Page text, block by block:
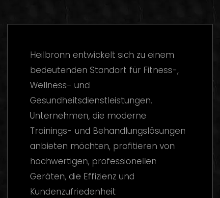
Heilbronn entwickelt sich zu einem
bedeutenden Standort für Fitness-,
Wellness- und
Gesundheitsdienstleistungen.
Unternehmen, die moderne
Trainings- und Behandlungslösungen
anbieten möchten, profitieren von
hochwertigen, professionellen
Geräten, die Effizienz und
Kundenzufriedenheit